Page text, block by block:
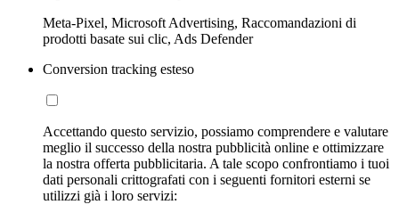
Meta-Pixel, Microsoft Advertising, Raccomandazioni di
prodotti basate sui clic, Ads Defender
Conversion tracking esteso
Accettando questo servizio, possiamo comprendere e valutare
meglio il successo della nostra pubblicità online e ottimizzare
la nostra offerta pubblicitaria. A tale scopo confrontiamo i tuoi
dati personali crittografati con i seguenti fornitori esterni se
utilizzi già i loro servizi: